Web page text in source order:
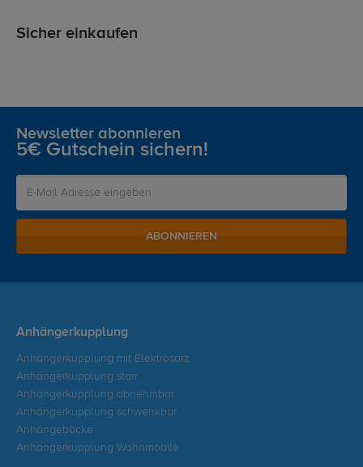
Sicher einkaufen
Newsletter abonnieren
5€ Gutschein sichern!
ABONNIEREN
Anhängerkupplung
Anhängerkupplung mit Elektrosatz
Anhängerkupplung starr
Anhängerkupplung abnehmbar
Anhängerkupplung schwenkbar
Anhängeböcke
Anhängerkupplung Wohnmobile